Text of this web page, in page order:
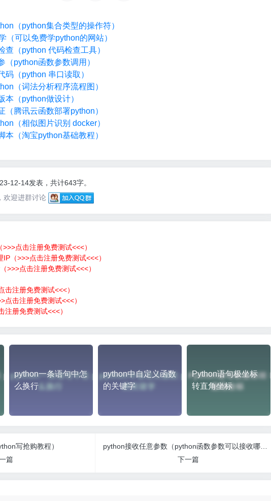
（python集合类型的操作符）
（可以免费学python的网站）
查（python 代码检查工具）
（python函数参数调用）
码（python 串口读取）
（词法分析程序流程图）
本（python做设计）
（腾讯云函数部署python）
（相似图片识别 docker）
本（淘宝python基础教程）
12-14发表，共计643字。
欢迎进群讨论
点击注册免费测试<<<）
（>>>点击注册免费测试<<<）
>>>点击注册免费测试<<<）
击注册免费测试<<<）
击注册免费测试<<<）
注册免费测试<<<）
python一条语句中怎
么换行
python中自定义函数
的关键字
Python语句极坐标
转直角坐标
写抢购教程）
篇
下一篇